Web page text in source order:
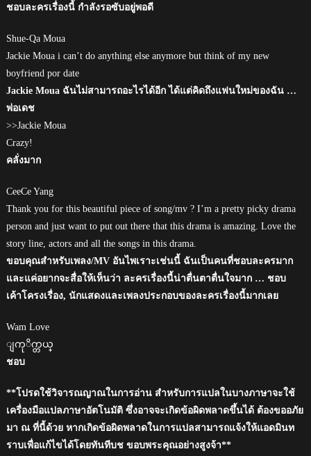
ชอบละครเรื่องนี้ กำลังรอซับอยู่พอดี
Shue-Qa Moua
Jackie Moua i can’t do anything else anymore but think of my new
boyfriend por date
Jackie Moua ฉันไม่สามารถอะไรได้อีก ได้แต่คิดถึงแฟนใหม่ของฉัน …
พ่อเดช
>>Jackie Moua
Crazy!
คลั่งมาก
CeeCe Yang
Thank you for this beautiful piece of song/mv ? I’m a pretty picky drama
person and just want to put out there that this drama is amazing. Love the
story line, actors and all the songs in this drama.
ขอบคุณสำหรับเพลง/MV อันไพเราะเช่นนี้ ฉันเป็นคนที่ชอบละครมาก
และแค่อยากจะสื่อให้เห็นว่า ละครเรื่องนี้น่าตื่นตาตื่นใจมาก … ชอบ
เค้าโครงเรื่อง, นักแสดงและเพลงประกอบของละครเรื่องนี้มากเลย
Wam Love
ျကုိက္တယ္
ชอบ
**โปรดใช้วิจารณญาณในการอ่าน สำหรับการแปลในบางภาษาจะใช้
เครื่องมือแปลภาษาอัตโนมัติ ซึ่งอาจจะเกิดข้อผิดพลาดขึ้นได้ ต้องขออภัย
มา ณ ที่นี้ด้วย หากเกิดข้อผิดพลาดในการแปลสามารถแจ้งให้แอดมินท
ราบเพื่อแก้ไขได้โดยทันทีบช ขอบพระคุณอย่างสูงจ้า**